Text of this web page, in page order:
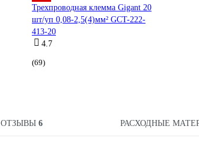
Трехпроводная клемма Gigant 20
шт/уп 0,08-2,5(4)мм² GCT-222-
413-20
4.7
(69)
ОТЗЫВЫ 6 РАСХОДНЫЕ